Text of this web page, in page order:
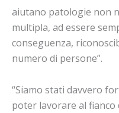
aiutano patologie non
multipla, ad essere
conseguenza,
numero di persone”.
“Siamo stati davvero
poter lavorare al fianco